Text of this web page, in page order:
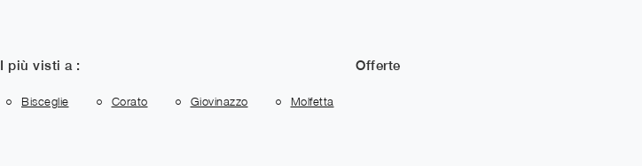
I più visti a :
Bisceglie Corato Giovinazzo Molfetta
Offerte